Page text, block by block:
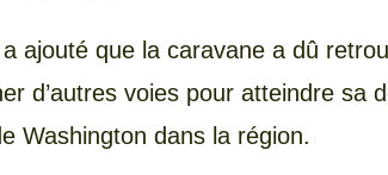
ajouté que la caravane a dû
d’autres voies pour atteindre sa
Washington dans la région.